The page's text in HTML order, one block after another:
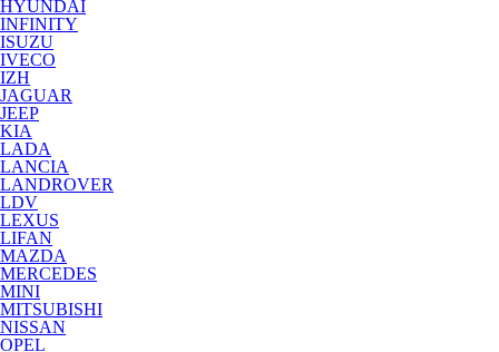
HYUNDAI
INFINITY
ISUZU
IVECO
IZH
JAGUAR
JEEP
KIA
LADA
LANCIA
LANDROVER
LDV
LEXUS
LIFAN
MAZDA
MERCEDES
MINI
MITSUBISHI
NISSAN
OPEL